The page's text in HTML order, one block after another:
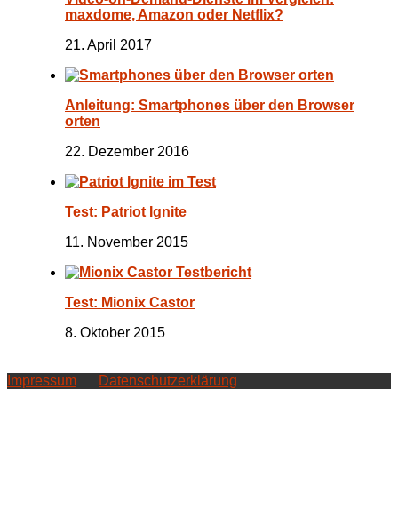
maxdome, Amazon oder Netflix?
21. April 2017
Anleitung: Smartphones über den Browser
orten
22. Dezember 2016
Test: Patriot Ignite
11. November 2015
Test: Mionix Castor
8. Oktober 2015
Impressum Datenschutzerklärung